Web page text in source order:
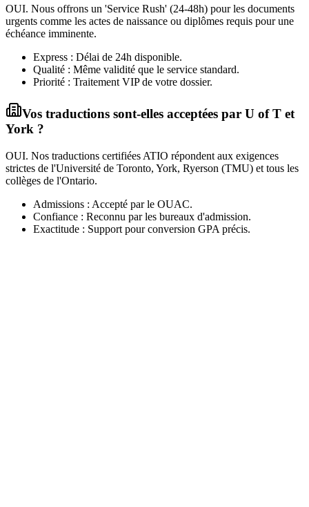
OUI. Nous offrons un 'Service Rush' (24-48h) pour les documents
urgents comme les actes de naissance ou diplômes requis pour une
échéance imminente.
Express : Délai de 24h disponible.
Qualité : Même validité que le service standard.
Priorité : Traitement VIP de votre dossier.
Vos traductions sont-elles acceptées par U of T et
York ?
OUI. Nos traductions certifiées ATIO répondent aux exigences
strictes de l'Université de Toronto, York, Ryerson (TMU) et tous les
collèges de l'Ontario.
Admissions : Accepté par le OUAC.
Confiance : Reconnu par les bureaux d'admission.
Exactitude : Support pour conversion GPA précis.